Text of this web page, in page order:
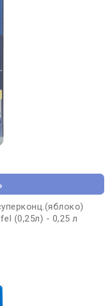
(0,25л) - 0,25 л